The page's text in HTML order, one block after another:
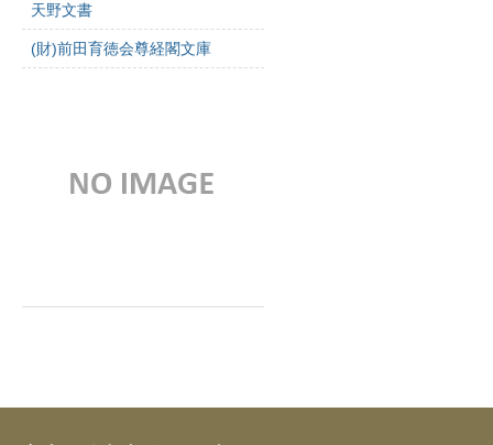
天野文書
(財)前田育徳会尊経閣文庫